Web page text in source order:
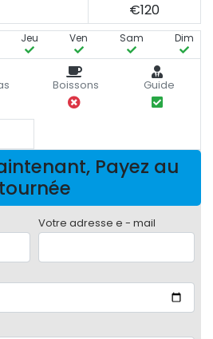
€120
Jeu Ven Sam Dim
Boissons Guide
Payez au
tournée
Votre adresse e - mail